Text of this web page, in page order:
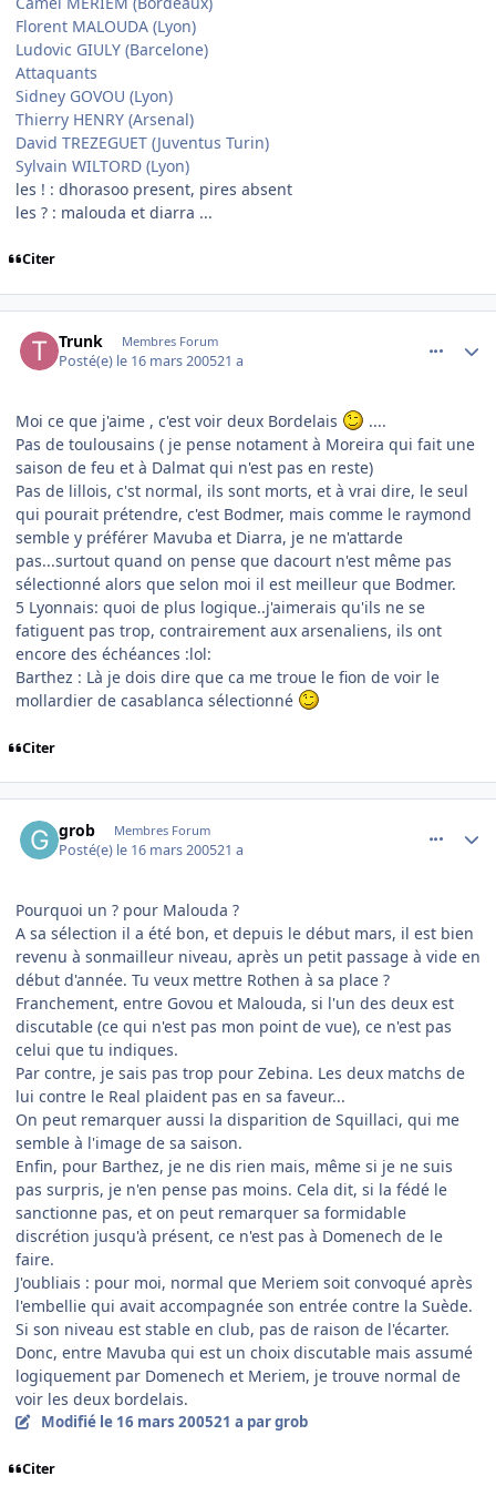
Florent MALOUDA (Lyon)
Ludovic GIULY (Barcelone)
Attaquants
Sidney GOVOU (Lyon)
Thierry HENRY (Arsenal)
David TREZEGUET (Juventus Turin)
Sylvain WILTORD (Lyon)
les ! : dhorasoo present, pires absent
les ? : malouda et diarra ...
Citer
Trunk Membres Forum
Posté(e) le 16 mars 200521 a
Moi ce que j'aime , c'est voir deux Bordelais
....
Pas de toulousains ( je pense notament à Moreira qui fait une
saison de feu et à Dalmat qui n'est pas en reste)
Pas de lillois, c'st normal, ils sont morts, et à vrai dire, le seul
qui pourait prétendre, c'est Bodmer, mais comme le raymond
semble y préférer Mavuba et Diarra, je ne m'attarde
pas...surtout quand on pense que dacourt n'est même pas
sélectionné alors que selon moi il est meilleur que Bodmer.
5 Lyonnais: quoi de plus logique..j'aimerais qu'ils ne se
fatiguent pas trop, contrairement aux arsenaliens, ils ont
encore des échéances :lol:
Barthez : Là je dois dire que ca me troue le fion de voir le
mollardier de casablanca sélectionné
Citer
grob Membres Forum
Posté(e) le 16 mars 200521 a
Pourquoi un ? pour Malouda ?
A sa sélection il a été bon, et depuis le début mars, il est bien
revenu à sonmailleur niveau, après un petit passage à vide en
début d'année. Tu veux mettre Rothen à sa place ?
Franchement, entre Govou et Malouda, si l'un des deux est
discutable (ce qui n'est pas mon point de vue), ce n'est pas
celui que tu indiques.
Par contre, je sais pas trop pour Zebina. Les deux matchs de
lui contre le Real plaident pas en sa faveur...
On peut remarquer aussi la disparition de Squillaci, qui me
semble à l'image de sa saison.
Enfin, pour Barthez, je ne dis rien mais, même si je ne suis
pas surpris, je n'en pense pas moins. Cela dit, si la fédé le
sanctionne pas, et on peut remarquer sa formidable
discrétion jusqu'à présent, ce n'est pas à Domenech de le
faire.
J'oubliais : pour moi, normal que Meriem soit convoqué après
l'embellie qui avait accompagnée son entrée contre la Suède.
Si son niveau est stable en club, pas de raison de l'écarter.
Donc, entre Mavuba qui est un choix discutable mais assumé
logiquement par Domenech et Meriem, je trouve normal de
voir les deux bordelais.
Modifié le 16 mars 200521 a par grob
Citer